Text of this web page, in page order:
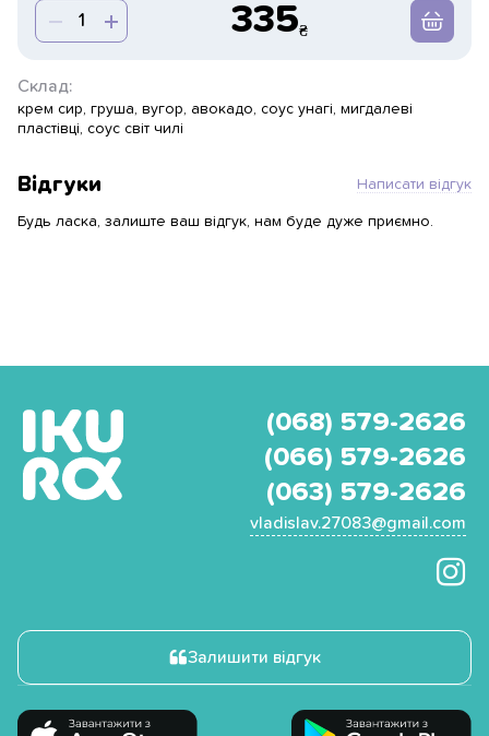
335
Склад:
крем сир, груша, вугор, авокадо, соус унагi, мигдалеві
пластівці, соус свiт чилі
Відгуки Написати відгук
Будь ласка, залиште ваш відгук, нам буде дуже приємно.
(068) 579-2626
(066) 579-2626
(063) 579-2626
vladislav.27083@gmail.com
Залишити відгук